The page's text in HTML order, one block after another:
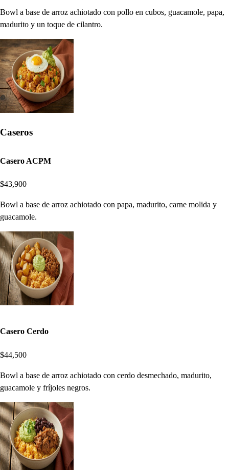
Bowl a base de arroz achiotado con pollo en cubos, guacamole, papa,
madurito y un toque de cilantro.
Caseros
Casero ACPM
$43,900
Bowl a base de arroz achiotado con papa, madurito, carne molida y
guacamole.
Casero Cerdo
$44,500
Bowl a base de arroz achiotado con cerdo desmechado, madurito,
guacamole y fríjoles negros.